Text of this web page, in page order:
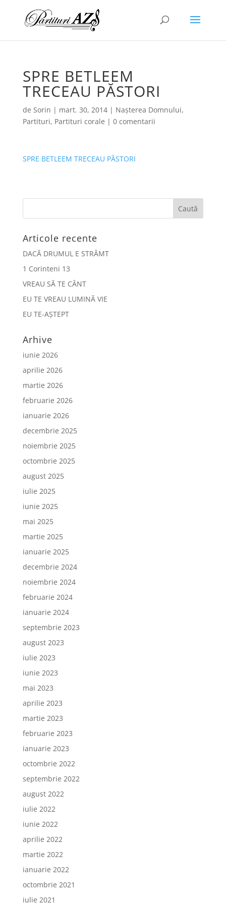
SPRE BETLEEM
TRECEAU PĂSTORI
de Sorin | mart. 30, 2014| Nașterea Domnului,
Partituri, Partituri corale | 0 comentarii
SPRE BETLEEM TRECEAU PĂSTORI
Articole recente
DACĂ DRUMUL E STRÂMT
1 Corinteni 13
VREAU SĂ TE CÂNT
EU TE VREAU LUMINĂ VIE
EU TE-AȘTEPT
Arhive
iunie 2026
aprilie 2026
martie 2026
februarie 2026
ianuarie 2026
decembrie 2025
noiembrie 2025
octombrie 2025
august 2025
iulie 2025
iunie 2025
mai 2025
martie 2025
ianuarie 2025
decembrie 2024
noiembrie 2024
februarie 2024
ianuarie 2024
septembrie 2023
august 2023
iulie 2023
iunie 2023
mai 2023
aprilie 2023
martie 2023
februarie 2023
ianuarie 2023
octombrie 2022
septembrie 2022
august 2022
iulie 2022
iunie 2022
aprilie 2022
martie 2022
ianuarie 2022
octombrie 2021
iulie 2021